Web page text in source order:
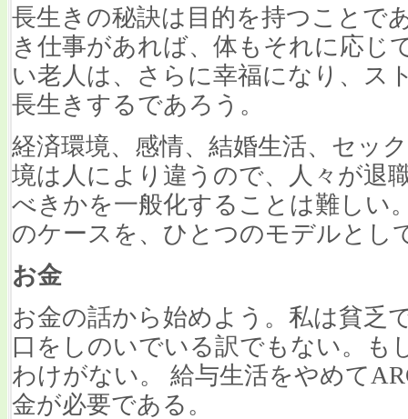
長生きの秘訣は目的を持つことで
き仕事があれば、体もそれに応じ
い老人は、さらに幸福になり、ス
長生きするであろう。
経済環境、感情、結婚生活、セッ
境は人により違うので、人々が退
べきかを一般化することは難しい
のケースを、ひとつのモデルとし
お金
お金の話から始めよう。私は貧乏
口をしのいでいる訳でもない。も
わけがない。 給与生活をやめて
金が必要である。